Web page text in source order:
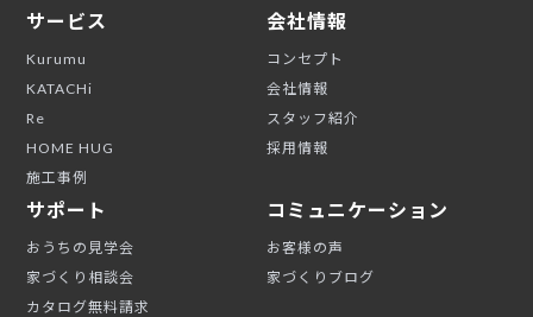
サービス
Kurumu
KATACHi
Re
HOME HUG
施工事例
会社情報
コンセプト
会社情報
スタッフ紹介
採用情報
サポート
おうちの見学会
家づくり相談会
カタログ無料請求
コミュニケーション
お客様の声
家づくりブログ